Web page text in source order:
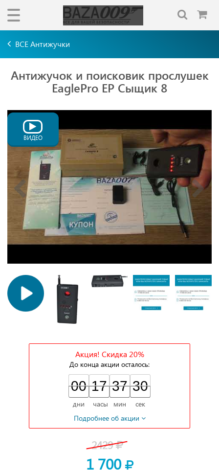
ВСЕ Антижучки
Антижучок и поисковик прослушек
EaglePro EP Сыщик 8
ВИДЕО
Акция! Скидка 20%
До конца акции осталось:
00
00
00
дни
17
17
00
часы
37
37
00
мин
29
29
30
сек
Подробнее об акции
2429
1 700